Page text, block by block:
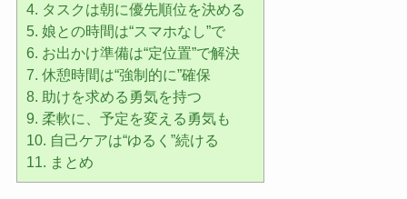
4. タスクは朝に優先順位を決める
5. 娘との時間は“スマホなし”で
6. お出かけ準備は“定位置”で解決
7. 休憩時間は“強制的に”確保
8. 助けを求める勇気を持つ
9. 柔軟に、予定を変える勇気も
10. 自己ケアは“ゆるく”続ける
11. まとめ